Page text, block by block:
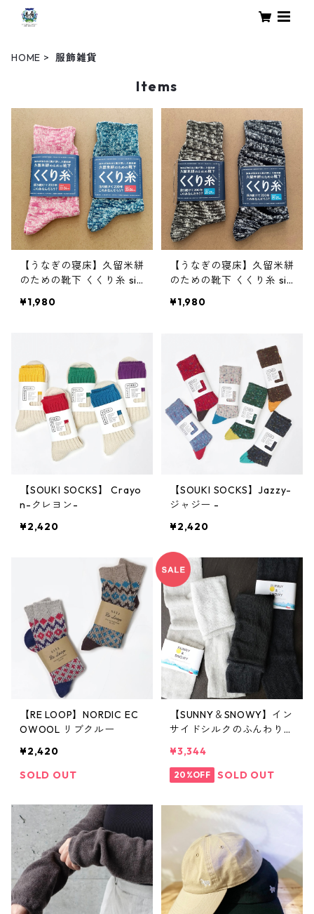
HOME 服飾雑貨
Items
【うなぎの寝床】久留米絣
のための靴下 くくり糸 siz
¥1,980
【うなぎの寝床】久留米絣
のための靴下 くくり糸 siz
¥1,980
【SOUKI SOCKS】 Crayo
n-クレヨン-
¥2,420
【SOUKI SOCKS】Jazzy-
ジャジー -
¥2,420
【RE LOOP】NORDIC EC
OWOOL リブクルー
¥2,420
SOLD OUT
【SUNNY＆SNOWY】イン
サイドシルクのふんわりア
¥3,344
20%OFF SOLD OUT